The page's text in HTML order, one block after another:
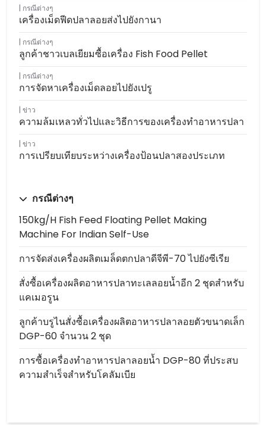
กรณีต่างๆ
เครื่องเม็ดฟีดปลาลอยส่งไปยังกานา
กรณีต่างๆ
ลูกค้าชาวเบลเยียมซื้อเครื่อง Fish Food Pellet
กรณีต่างๆ
การจัดหาเครื่องเม็ดลอยไปยังเปรู
ข่าว
ความล้มเหลวทั่วไปและวิธีการของเครื่องทำอาหารปลา
ข่าว
การเปรียบเทียบระหว่างเครื่องป้อนปลาสองประเภท
กรณีต่างๆ
150kg/h Fish Feed Floating Pellet Making
Machine For Indian Self-Use
การจัดส่งเครื่องผลิตเมล็ดตกปลาดีจีพี-70 ไปยังซีเรีย
สั่งซื้อเครื่องผลิตอาหารปลาทะเลลอยน้ำอีก 2 ชุดสำหรับ
แคเมอรูน
ลูกค้าบรูไนสั่งซื้อเครื่องผลิตอาหารปลาลอยตัวขนาดเล็ก
DGP-60 จำนวน 2 ชุด
การซื้อเครื่องทำอาหารปลาลอยน้ำ DGP-80 ที่ประสบ
ความสำเร็จสำหรับโคลัมเบีย